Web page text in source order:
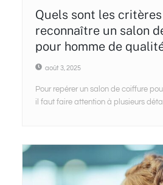
Quels sont les
reconnaître un salon
pour homme de
août 3, 2025
Pour repérer un salon de coiffure
il faut faire attention à plusieurs